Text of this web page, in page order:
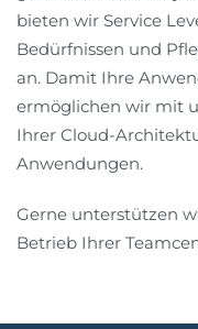
bieten wir Service
Bedürfnissen und
an. Damit Ihre
ermöglichen wir mit
Ihrer Cloud-
Anwendungen.
Gerne unterstützen
Betrieb Ihrer